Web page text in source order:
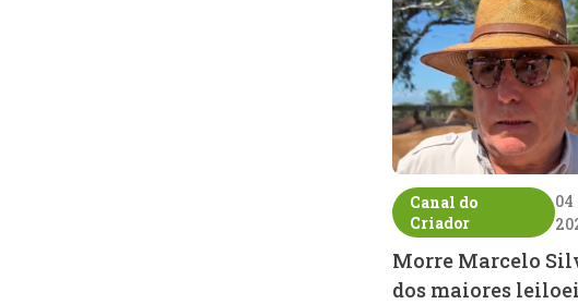
Canal do
Criador
04
Morre Marcelo
dos maiores